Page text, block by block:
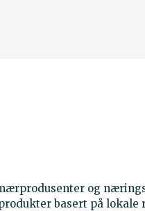
og
basert på